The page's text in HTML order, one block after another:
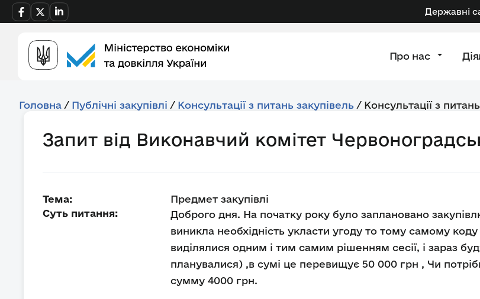
Державні
Про нас
Головна / Публічні закупівлі / Консультації з питань закупівель / Консультації з
Запит від Виконавчий комітет
Тема:
Предмет закупівлі
Суть питання:
Доброго дня. На початку року було заплановано
виникла необхідність укласти угоду то тому самому
виділялися одним і тим самим рішенням сесії, і зараз
планувалися) ,в сумі це перевищує 50 000 грн , Чи
сумму 4000 грн.